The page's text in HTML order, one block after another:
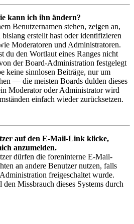
kann ich ihn ändern?
Benutzernamen stehen, zeigen an,
erstellt hast oder identifizieren
Moderatoren und Administratoren.
du den Wortlaut eines Ranges nicht
der Board-Administration festgelegt
keine sinnlosen Beiträge, nur um
— die meisten Boards dulden dieses
Moderator oder Administrator wird
einfach wieder zurücksetzen.
auf den E-Mail-Link klicke,
anzumelden.
dürfen die foreninterne E-Mail-
an andere Benutzer nutzen, falls
freigeschaltet wurde.
Missbrauch dieses Systems durch